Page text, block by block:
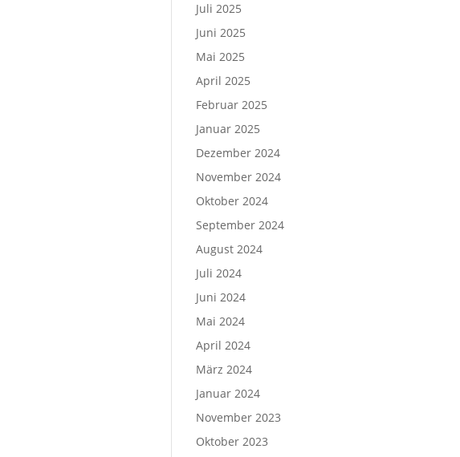
Juli 2025
Juni 2025
Mai 2025
April 2025
Februar 2025
Januar 2025
Dezember 2024
November 2024
Oktober 2024
September 2024
August 2024
Juli 2024
Juni 2024
Mai 2024
April 2024
März 2024
Januar 2024
November 2023
Oktober 2023